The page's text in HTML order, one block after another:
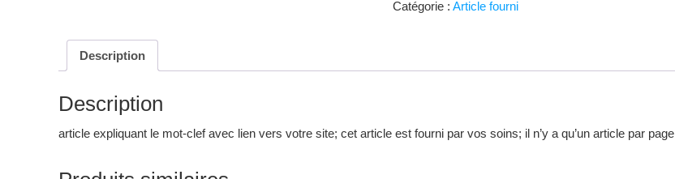
Catégorie : Article fourni
Description
Description
article expliquant le mot-clef avec lien vers votre site; cet article est fourni par vos soins; il n’y a qu’un article par page